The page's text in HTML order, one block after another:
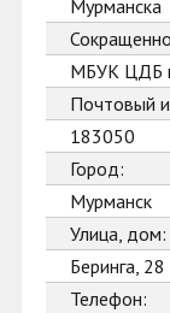
Мурманска
МБУК ЦДБ
Почтовый
183050
Город:
Мурманск
Улица, дом:
Беринга, 28
Телефон: